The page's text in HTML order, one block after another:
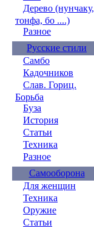
Дерево (нунчаку,
тонфа, бо ....)
Разное
Русские стили
Самбо
Кадочников
Слав. Гориц.
Борьба
Буза
История
Статьи
Техника
Разное
Самооборона
Для женщин
Техника
Оружие
Статьи